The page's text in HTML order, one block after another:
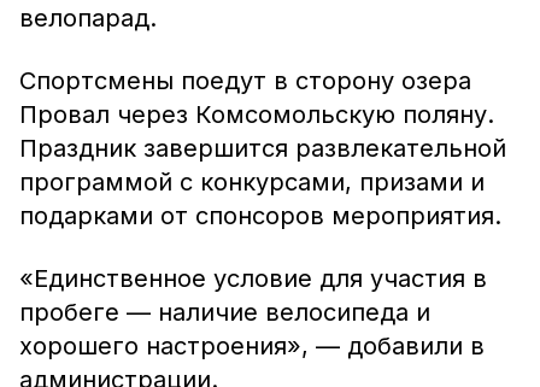
велопарад.
Спортсмены поедут в сторону озера
Провал через Комсомольскую поляну.
Праздник завершится развлекательной
программой с конкурсами, призами и
подарками от спонсоров мероприятия.
«Единственное условие для участия в
пробеге — наличие велосипеда и
хорошего настроения», — добавили в
администрации.